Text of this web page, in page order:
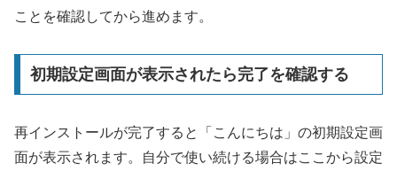
ことを確認してから進めます。
初期設定画面が表示されたら完了を確認する
再インストールが完了すると「こんにちは」の初期設定画
面が表示されます。自分で使い続ける場合はここから設定